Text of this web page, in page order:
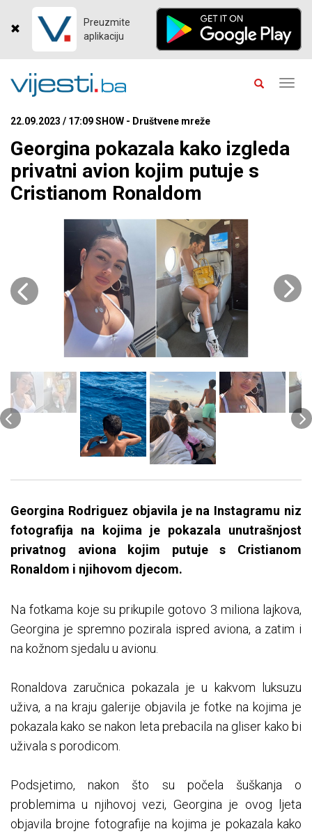
Preuzmite
aplikaciju
22.09.2023 / 17:09 SHOW - Društvene mreže
Georgina pokazala kako izgleda
privatni avion kojim putuje s
Cristianom Ronaldom
Georgina Rodriguez objavila je na Instagramu niz
fotografija na kojima je pokazala unutrašnjost
privatnog aviona kojim putuje s Cristianom
Ronaldom i njihovom djecom.
Na fotkama koje su prikupile gotovo 3 miliona lajkova,
Georgina je spremno pozirala ispred aviona, a zatim i
na kožnom sjedalu u avionu.
Ronaldova zaručnica pokazala je u kakvom luksuzu
uživa, a na kraju galerije objavila je fotke na kojima je
pokazala kako se nakon leta prebacila na gliser kako bi
uživala s porodicom.
Podsjetimo, nakon što su počela šuškanja o
problemima u njihovoj vezi, Georgina je ovog ljeta
objavila brojne fotografije na kojima je pokazala kako